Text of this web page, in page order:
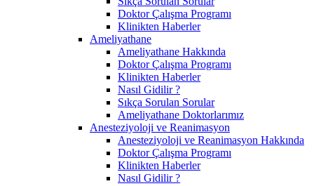
Doktor Çalışma Programı
Klinikten Haberler
Ameliyathane
Ameliyathane Hakkında
Doktor Çalışma Programı
Klinikten Haberler
Nasıl Gidilir ?
Sıkça Sorulan Sorular
Ameliyathane Doktorlarımız
Anesteziyoloji ve Reanimasyon
Anesteziyoloji ve Reanimasyon Hakkında
Doktor Çalışma Programı
Klinikten Haberler
Nasıl Gidilir ?